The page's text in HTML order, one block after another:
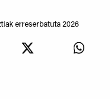
erreserbatuta 2026